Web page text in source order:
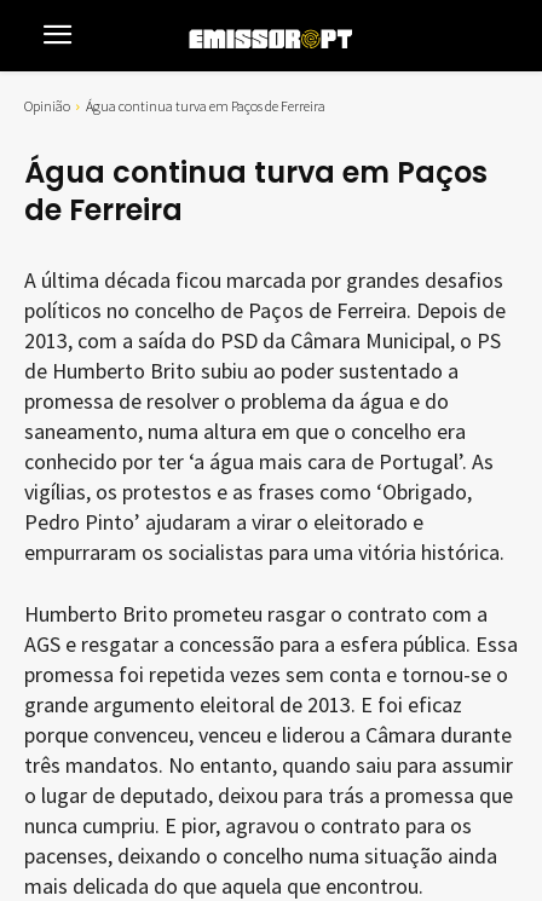
Opinião Água continua turva em Paços de Ferreira
Água continua turva em Paços
de Ferreira
A última década ficou marcada por grandes desafios
políticos no concelho de Paços de Ferreira. Depois de
2013, com a saída do PSD da Câmara Municipal, o PS
de Humberto Brito subiu ao poder sustentado a
promessa de resolver o problema da água e do
saneamento, numa altura em que o concelho era
conhecido por ter ‘a água mais cara de Portugal’. As
vigílias, os protestos e as frases como ‘Obrigado,
Pedro Pinto’ ajudaram a virar o eleitorado e
empurraram os socialistas para uma vitória histórica.
Humberto Brito prometeu rasgar o contrato com a
AGS e resgatar a concessão para a esfera pública. Essa
promessa foi repetida vezes sem conta e tornou-se o
grande argumento eleitoral de 2013. E foi eficaz
porque convenceu, venceu e liderou a Câmara durante
três mandatos. No entanto, quando saiu para assumir
o lugar de deputado, deixou para trás a promessa que
nunca cumpriu. E pior, agravou o contrato para os
pacenses, deixando o concelho numa situação ainda
mais delicada do que aquela que encontrou.